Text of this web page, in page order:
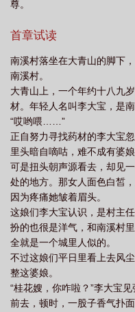
盒 春香电影
事的原产地是哪里 春香传年年端
唱词 春香是哪部作品中的人物
传电影在线看 春香传电影在线
香传简谱 春香桔柚简介
故事 春香树图片大全 春香柚
黄金贡柚的区别 春香满园是成
什么功效 春香传作者是谁 春
冬香谁扮演 春香记忆大厅几级解
事梗概 春香传阵阵细雨阵阵风
用 春香梦龙什么电视剧
尊。
首章试读
南溪村落坐在大青山的脚下
南溪村。
大青山上，一个年约十八九
材。年轻人名叫李大宝，是南
“哎哟喂……”
正自努力寻找药材的李大宝
里头暗自嘀咕，难不成有婆
可是扭头朝声源看去，却见
处的地方。那女人面色白皙
因为疼痛她皱着眉头。
这娘们李大宝认识，是村主
扮的也很是洋气，和南溪村
全就是一个城里人似的。
不过这娘们平日里看上去风
整这婆娘。
“桂花嫂，你咋啦？”李大宝
前去，顿时，一股子香气扑面